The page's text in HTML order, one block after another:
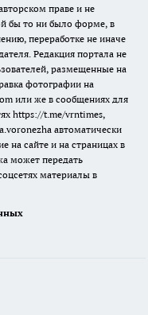
праве и не
бы то ни было форме, в
переработке не иначе
Редакция портала не
размещенные на
фотографии на
или же в сообщениях для
https://t.me/vrntimes,
автоматически
на сайте и на страницах в
может передать
материалы в